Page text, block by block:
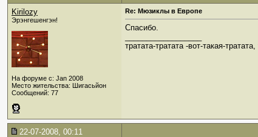
Kirilozy
Эрэнгешенгэн!
На форуме с: Jan 2008
Место жительства: Шигасьйон
Сообщений: 77
Re: Мюзиклы в Европе
Спасибо.
тратата-тратата -вот-такая-
22-07-2008, 00:11